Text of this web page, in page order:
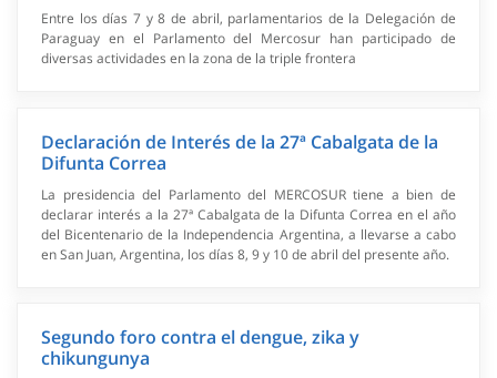
Entre los días 7 y 8 de abril, parlamentarios de la Delegación de
Paraguay en el Parlamento del Mercosur han participado de
diversas actividades en la zona de la triple frontera
Declaración de Interés de la 27ª Cabalgata de la
Difunta Correa
La presidencia del Parlamento del MERCOSUR tiene a bien de
declarar interés a la 27ª Cabalgata de la Difunta Correa en el año
del Bicentenario de la Independencia Argentina, a llevarse a cabo
en San Juan, Argentina, los días 8, 9 y 10 de abril del presente año.
Segundo foro contra el dengue, zika y
chikungunya